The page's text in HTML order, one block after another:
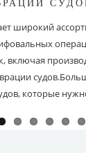
широкий
включая
которые